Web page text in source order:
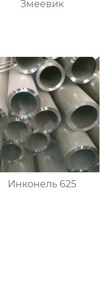
Змеевик
Инконель 625